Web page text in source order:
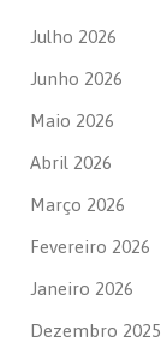
Julho 2026
Junho 2026
Maio 2026
Abril 2026
Março 2026
Fevereiro 2026
Janeiro 2026
Dezembro 2025